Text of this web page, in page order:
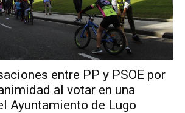
entre PP y PSOE por
al votar en una
Ayuntamiento de Lugo